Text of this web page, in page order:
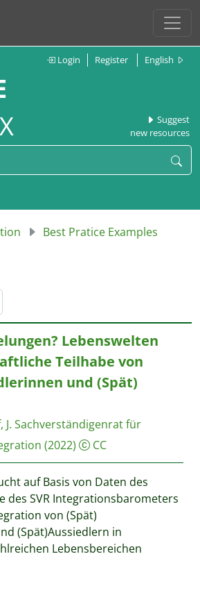
Login Register English
Suggest
new resources
Best Pratice Examples
Lebenswelten
Teilhabe von
und (Spät)
J. Sachverständigenrat für
(2022) CC
auf Basis von Daten des
des SVR Integrationsbarometers
von (Spät)
(Spät)Aussiedlern in
Lebensbereichen